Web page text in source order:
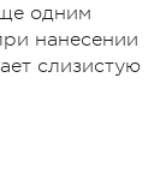
одним
нанесении
слизистую